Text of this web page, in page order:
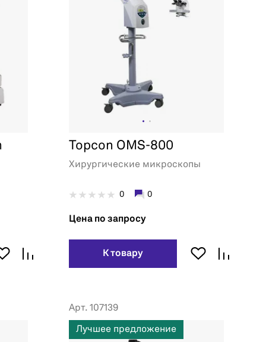
Topcon OMS-800
Хирургические микроскопы
0 0
Цена по запросу
К товару
Арт. 107139
Лучшее предложение